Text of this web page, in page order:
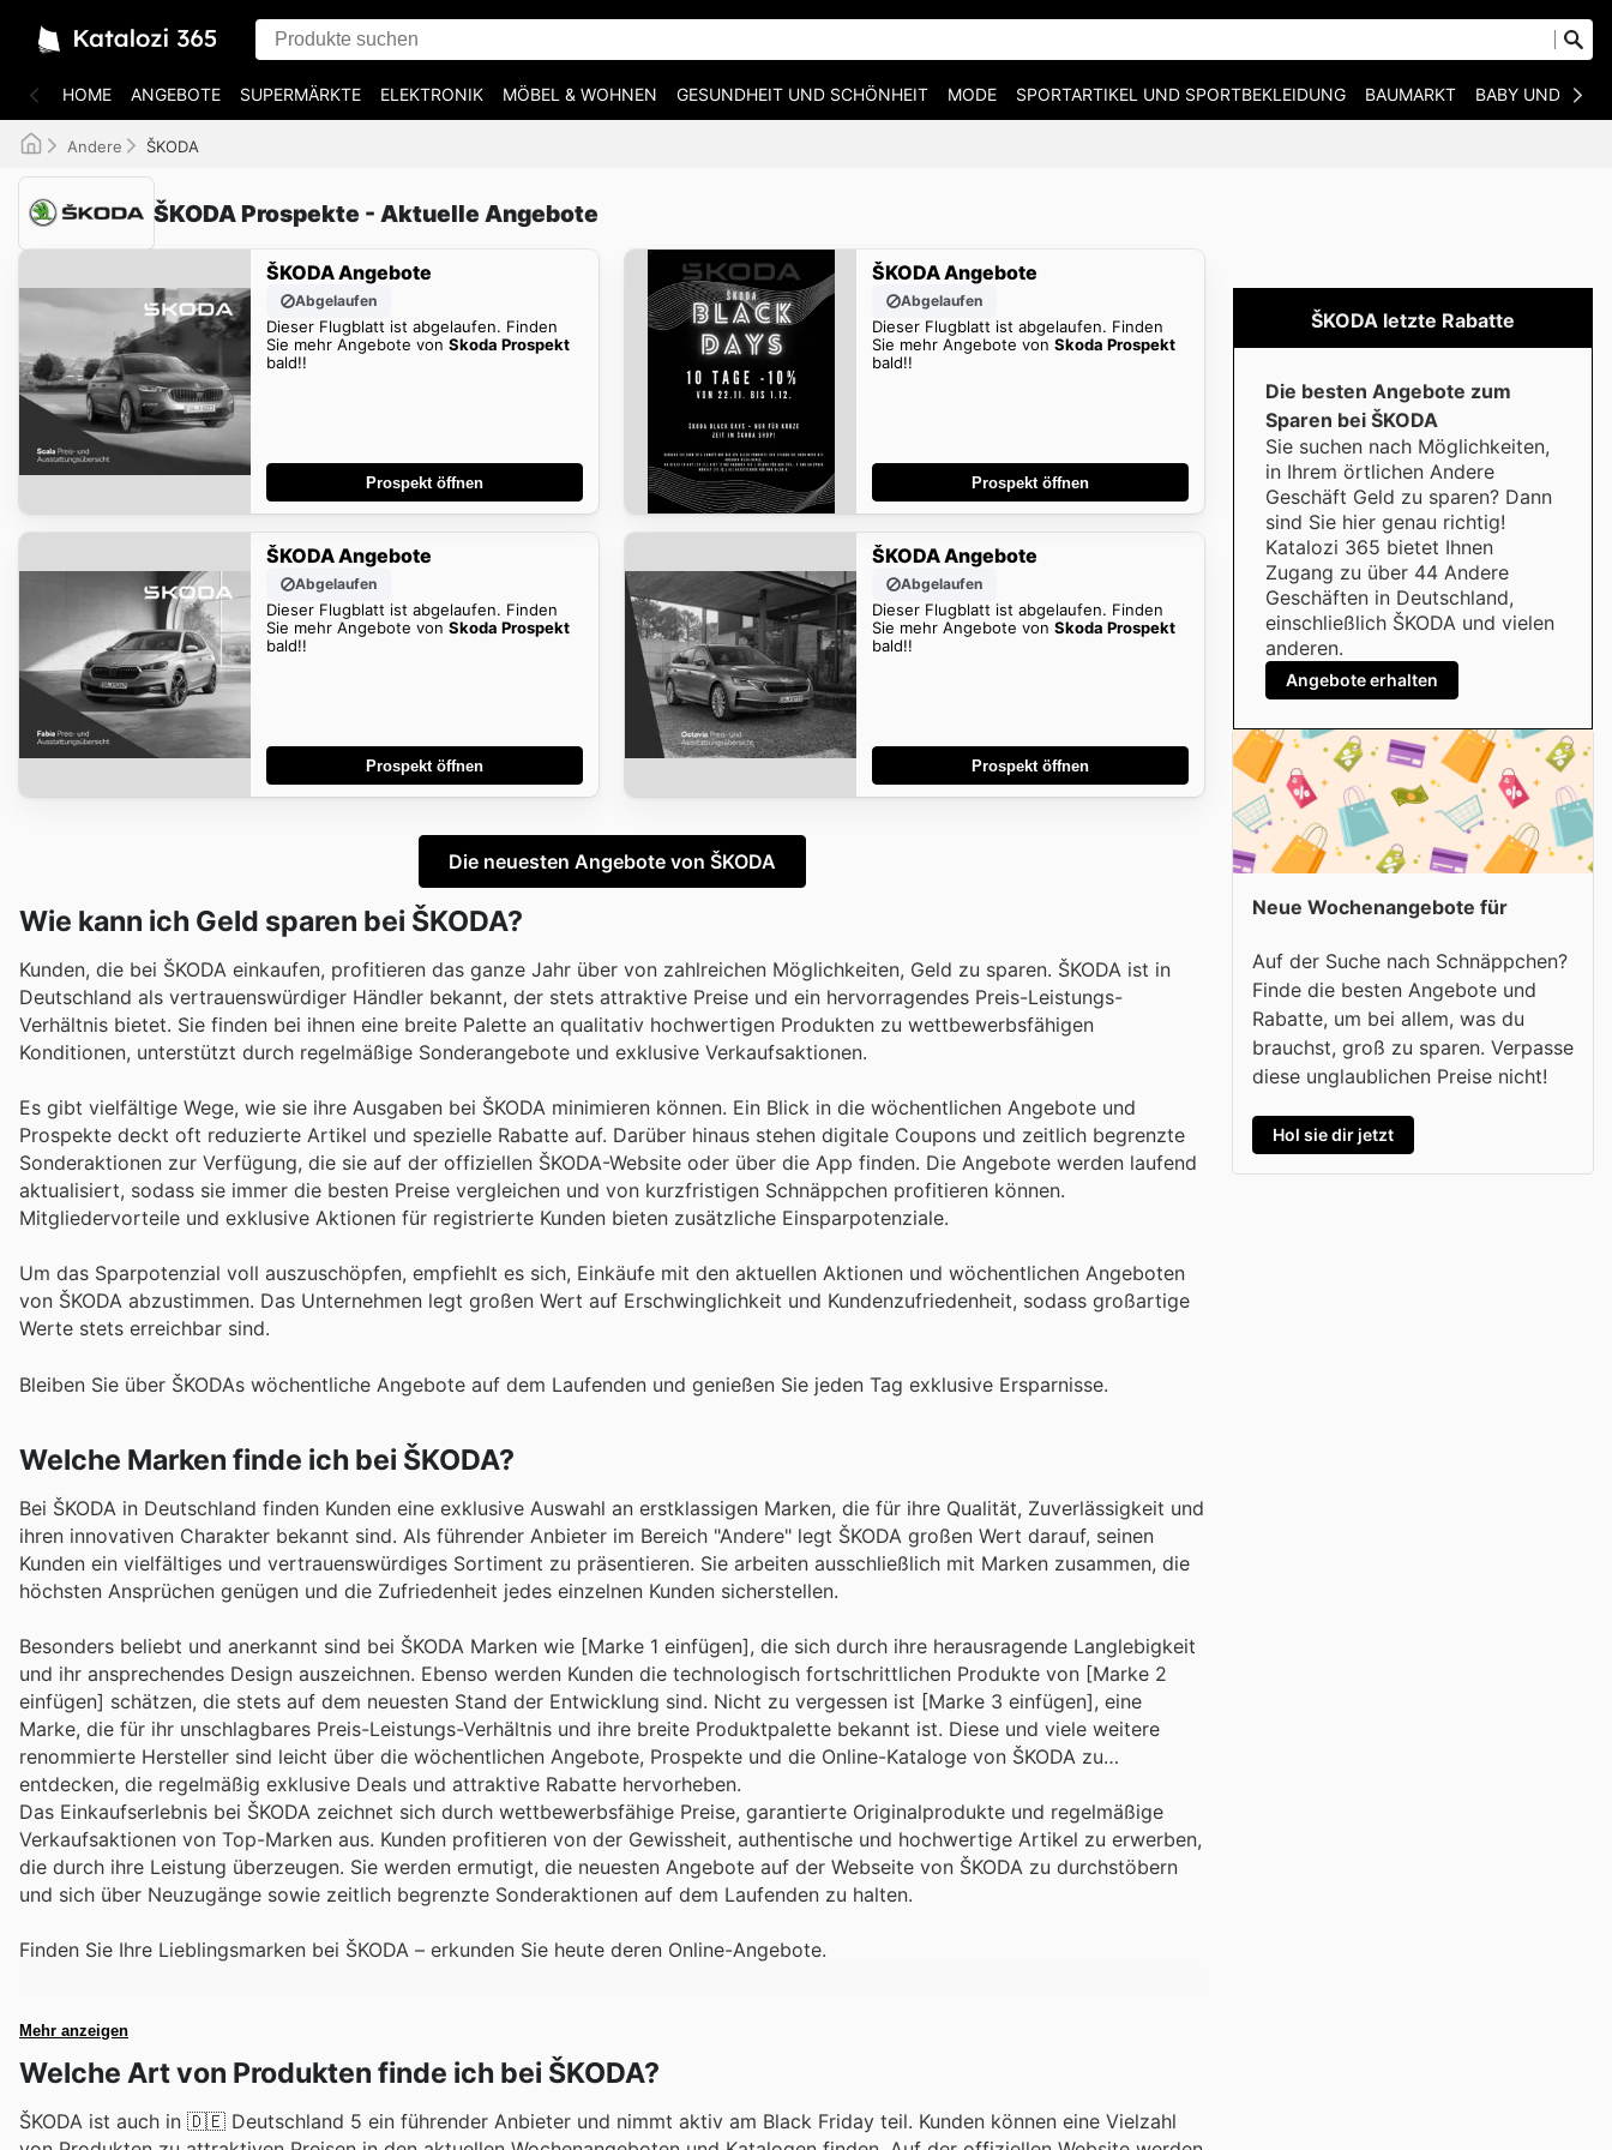
HOME ANGEBOTE SUPERMÄRKTE ELEKTRONIK MÖBEL & WOHNEN GESUNDHEIT UND SCHÖNHEIT MODE SPORTARTIKEL UND SPORTBEKLEIDUNG BAUMARKT BABY UND KIND
Andere ŠKODA
ŠKODA Prospekte - Aktuelle Angebote
ŠKODA Angebote
Abgelaufen
Dieser Flugblatt ist abgelaufen. Finden
Sie mehr Angebote von Skoda Prospekt
bald!!
Prospekt öffnen
ŠKODA Angebote
Abgelaufen
Dieser Flugblatt ist abgelaufen. Finden
Sie mehr Angebote vonSkoda Prospekt
bald!!
Prospekt öffnen
ŠKODA Angebote
Abgelaufen
Dieser Flugblatt ist abgelaufen. Finden
Sie mehr Angebote von Skoda Prospekt
bald!!
Prospekt öffnen
ŠKODA Angebote
Abgelaufen
Dieser Flugblatt ist abgelaufen. Finden
Sie mehr Angebote vonSkoda Prospekt
bald!!
Prospekt öffnen
Die neuesten Angebote von ŠKODA
Wie kann ich Geld sparen bei ŠKODA?
Kunden, die bei ŠKODA einkaufen, profitieren das ganze Jahr über von zahlreichen Möglichkeiten, Geld zu sparen. ŠKODA ist in
Deutschland als vertrauenswürdiger Händler bekannt, der stets attraktive Preise und ein hervorragendes Preis-Leistungs-
Verhältnis bietet. Sie finden bei ihnen eine breite Palette an qualitativ hochwertigen Produkten zu wettbewerbsfähigen
Konditionen, unterstützt durch regelmäßige Sonderangebote und exklusive Verkaufsaktionen.
Es gibt vielfältige Wege, wie sie ihre Ausgaben bei ŠKODA minimieren können. Ein Blick in die wöchentlichen Angebote und
Prospekte deckt oft reduzierte Artikel und spezielle Rabatte auf. Darüber hinaus stehen digitale Coupons und zeitlich begrenzte
Sonderaktionen zur Verfügung, die sie auf der offiziellen ŠKODA-Website oder über die App finden. Die Angebote werden laufend
aktualisiert, sodass sie immer die besten Preise vergleichen und von kurzfristigen Schnäppchen profitieren können.
Mitgliedervorteile und exklusive Aktionen für registrierte Kunden bieten zusätzliche Einsparpotenziale.
Um das Sparpotenzial voll auszuschöpfen, empfiehlt es sich, Einkäufe mit den aktuellen Aktionen und wöchentlichen Angeboten
von ŠKODA abzustimmen. Das Unternehmen legt großen Wert auf Erschwinglichkeit und Kundenzufriedenheit, sodass großartige
Werte stets erreichbar sind.
Bleiben Sie über ŠKODAs wöchentliche Angebote auf dem Laufenden und genießen Sie jeden Tag exklusive Ersparnisse.
Welche Marken finde ich bei ŠKODA?
Bei ŠKODA in Deutschland finden Kunden eine exklusive Auswahl an erstklassigen Marken, die für ihre Qualität, Zuverlässigkeit und
ihren innovativen Charakter bekannt sind. Als führender Anbieter im Bereich "Andere" legt ŠKODA großen Wert darauf, seinen
Kunden ein vielfältiges und vertrauenswürdiges Sortiment zu präsentieren. Sie arbeiten ausschließlich mit Marken zusammen, die
höchsten Ansprüchen genügen und die Zufriedenheit jedes einzelnen Kunden sicherstellen.
Besonders beliebt und anerkannt sind bei ŠKODA Marken wie [Marke 1 einfügen], die sich durch ihre herausragende Langlebigkeit
und ihr ansprechendes Design auszeichnen. Ebenso werden Kunden die technologisch fortschrittlichen Produkte von [Marke 2
einfügen] schätzen, die stets auf dem neuesten Stand der Entwicklung sind. Nicht zu vergessen ist [Marke 3 einfügen], eine
Marke, die für ihr unschlagbares Preis-Leistungs-Verhältnis und ihre breite Produktpalette bekannt ist. Diese und viele weitere
renommierte Hersteller sind leicht über die wöchentlichen Angebote, Prospekte und die Online-Kataloge von ŠKODA zu
entdecken, die regelmäßig exklusive Deals und attraktive Rabatte hervorheben.
Das Einkaufserlebnis bei ŠKODA zeichnet sich durch wettbewerbsfähige Preise, garantierte Originalprodukte und regelmäßige
Verkaufsaktionen von Top-Marken aus. Kunden profitieren von der Gewissheit, authentische und hochwertige Artikel zu erwerben,
die durch ihre Leistung überzeugen. Sie werden ermutigt, die neuesten Angebote auf der Webseite von ŠKODA zu durchstöbern
und sich über Neuzugänge sowie zeitlich begrenzte Sonderaktionen auf dem Laufenden zu halten.
Finden Sie Ihre Lieblingsmarken bei ŠKODA – erkunden Sie heute deren Online-Angebote.
Mehr anzeigen
Welche Art von Produkten finde ich bei ŠKODA?
ŠKODA ist auch in 🇩🇪 Deutschland 5 ein führender Anbieter und nimmt aktiv am Black Friday teil. Kunden können eine Vielzahl
ŠKODA letzte Rabatte
Die besten Angebote zum
Sparen bei ŠKODA
Sie suchen nach Möglichkeiten,
in Ihrem örtlichen Andere
Geschäft Geld zu sparen? Dann
sind Sie hier genau richtig!
Katalozi 365 bietet Ihnen
Zugang zu über 44 Andere
Geschäften in Deutschland,
einschließlich ŠKODA und vielen
anderen.
Angebote erhalten
Neue Wochenangebote für
Auf der Suche nach Schnäppchen?
Finde die besten Angebote und
Rabatte, um bei allem, was du
brauchst, groß zu sparen. Verpasse
diese unglaublichen Preise nicht!
Hol sie dir jetzt